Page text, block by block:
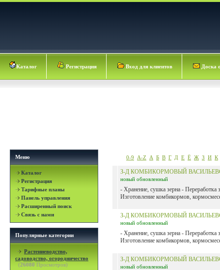
Каталог Регистрация Вход для клиентов Доска
Меню
Каталог
Регистрация
Тарифные планы
Панель управления
Расширенный поиск
Связь с нами
Популярные категории
Растениеводство,
садоводство, огородничество
(26080 Просмотров)
0-9 A-Z А Б В Г Д Е Ё Ж З И К
З-Д КОМБИКОРМОВЫЙ
новый обновленный
- Хранение, сушка зерна - Переработка
Изготовление комбикормов,
З-Д КОМБИКОРМОВЫЙ
новый обновленный
- Хранение, сушка зерна - Переработка
Изготовление комбикормов,
З-Д КОМБИКОРМОВЫЙ
новый обновленный